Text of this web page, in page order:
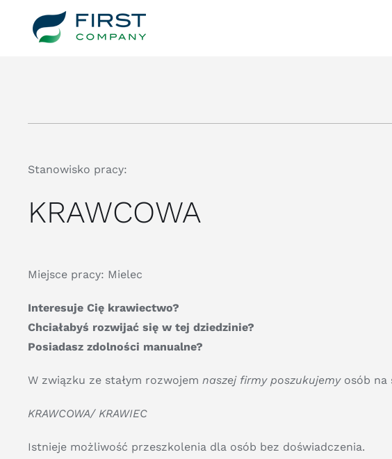
zawartości
Stanowisko pracy:
KRAWCOWA
Miejsce pracy: Mielec
Interesuje Cię krawiectwo?
Chciałabyś rozwijać się w tej dziedzinie?
Posiadasz zdolności manualne?
W związku ze stałym rozwojem naszej firmy poszukujemyosób na
KRAWCOWA/ KRAWIEC
Istnieje możliwość przeszkolenia dla osób bez doświadczenia.